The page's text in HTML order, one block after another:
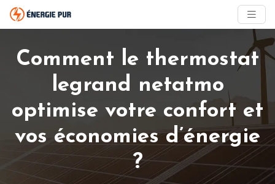
Comment le thermostat
legrand netatmo
optimise votre confort et
vos économies d’énergie
?